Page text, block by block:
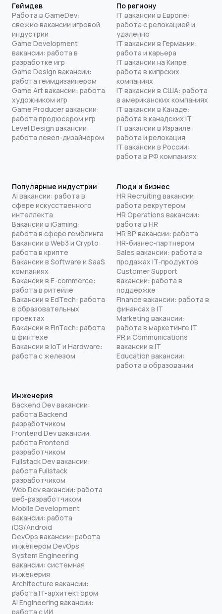
Геймдев
Работа в GameDev:
свежие вакансии игровой
индустрии
Game Development
вакансии: работа в
разработке игр
Game Design вакансии:
работа геймдизайнером
Game Art вакансии: работа
художником игр
Game Producer вакансии:
работа продюсером игр
Level Design вакансии:
работа левел-дизайнером
По региону
IT вакансии в Европе:
работа с релокацией и
удаленно
IT вакансии в Германии:
работа и карьера
IT вакансии на Кипре:
работа в кипрских
компаниях
IT вакансии в США: работа
в американских компаниях
IT вакансии в Канаде:
работа в канадских IT
IT вакансии в Израиле:
работа и релокация
IT вакансии в России:
работа в РФ компаниях
Популярные индустрии
AI вакансии: работа в
сфере искусственного
интеллекта
Вакансии в iGaming:
работа в сфере гемблинга
Вакансии в Web3 и Crypto:
работа в крипте
Вакансии в Software и SaaS
компаниях
Вакансии в E-commerce:
работа в ритейле
Вакансии в EdTech: работа
в образовательных
проектах
Вакансии в FinTech: работа
в финтехе
Вакансии в IoT и Hardware:
работа с железом
Люди и бизнес
HR Recruiting вакансии:
работа рекрутером
HR Operations вакансии:
работа в HR
HR BP вакансии: работа
HR-бизнес-партнером
Sales вакансии: работа в
продажах IT-продуктов
Customer Support
вакансии: работа в
поддержке
Finance вакансии: работа в
финансах в IT
Marketing вакансии:
работа в маркетинге IT
PR и Communications
вакансии в IT
Education вакансии:
работа в образовании
Инженерия
Backend Dev вакансии:
работа Backend
разработчиком
Frontend Dev вакансии:
работа Frontend
разработчиком
Fullstack Dev вакансии:
работа Fullstack
разработчиком
Web Dev вакансии: работа
веб-разработчиком
Mobile Development
вакансии: работа
iOS/Android
DevOps вакансии: работа
инженером DevOps
System Engineering
вакансии: системная
инженерия
Architecture вакансии:
работа IT-архитектором
AI Engineering вакансии:
работа с ИИ